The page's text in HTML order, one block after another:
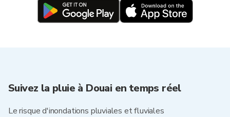
Suivez la pluie à Douai en temps réel
Le risque d'inondations pluviales et fluviales